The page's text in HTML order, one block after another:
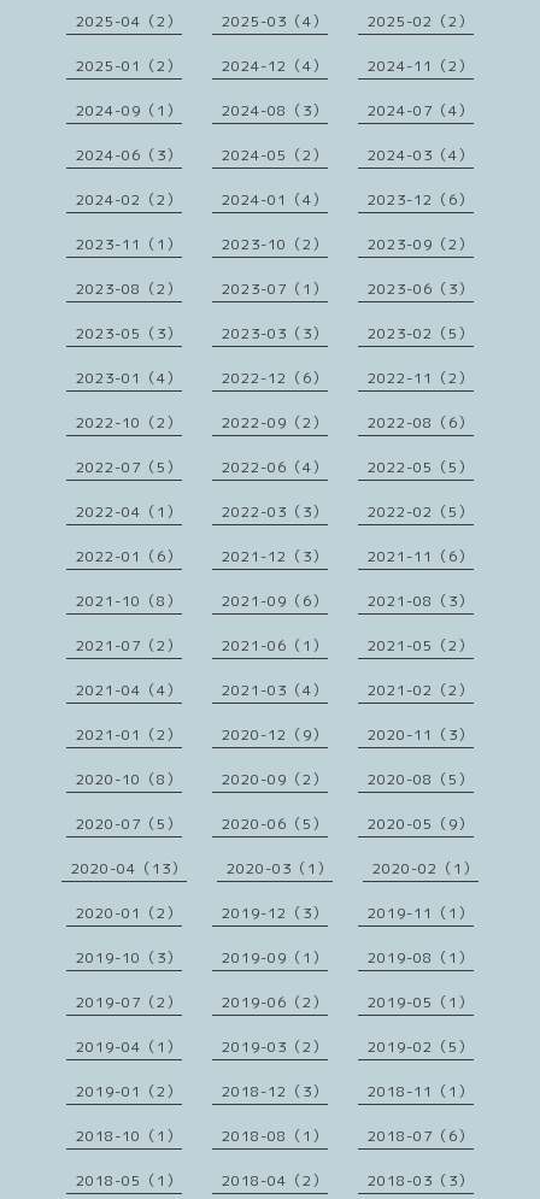
2025-04（2） 2025-03（4） 2025-02（2）
2025-01（2） 2024-12（4） 2024-11（2）
2024-09（1） 2024-08（3） 2024-07（4）
2024-06（3） 2024-05（2） 2024-03（4）
2024-02（2） 2024-01（4） 2023-12（6）
2023-11（1） 2023-10（2） 2023-09（2）
2023-08（2） 2023-07（1） 2023-06（3）
2023-05（3） 2023-03（3） 2023-02（5）
2023-01（4） 2022-12（6） 2022-11（2）
2022-10（2） 2022-09（2） 2022-08（6）
2022-07（5） 2022-06（4） 2022-05（5）
2022-04（1） 2022-03（3） 2022-02（5）
2022-01（6） 2021-12（3） 2021-11（6）
2021-10（8） 2021-09（6） 2021-08（3）
2021-07（2） 2021-06（1） 2021-05（2）
2021-04（4） 2021-03（4） 2021-02（2）
2021-01（2） 2020-12（9） 2020-11（3）
2020-10（8） 2020-09（2） 2020-08（5）
2020-07（5） 2020-06（5） 2020-05（9）
2020-04（13） 2020-03（1） 2020-02（1）
2020-01（2） 2019-12（3） 2019-11（1）
2019-10（3） 2019-09（1） 2019-08（1）
2019-07（2） 2019-06（2） 2019-05（1）
2019-04（1） 2019-03（2） 2019-02（5）
2019-01（2） 2018-12（3） 2018-11（1）
2018-10（1） 2018-08（1） 2018-07（6）
2018-05（1） 2018-04（2） 2018-03（3）